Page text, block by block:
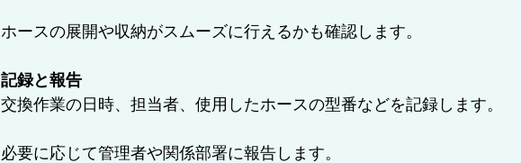
ホースの展開や収納がスムーズに行えるかも確認します。
記録と報告
交換作業の日時、担当者、使用したホースの型番などを記録します。
必要に応じて管理者や関係部署に報告します。